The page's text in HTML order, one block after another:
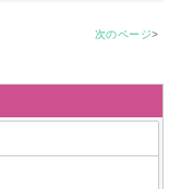
次のページ>